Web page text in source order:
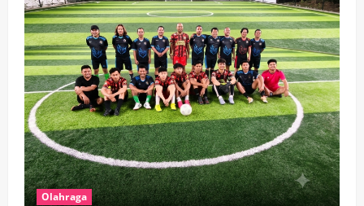
Olahraga